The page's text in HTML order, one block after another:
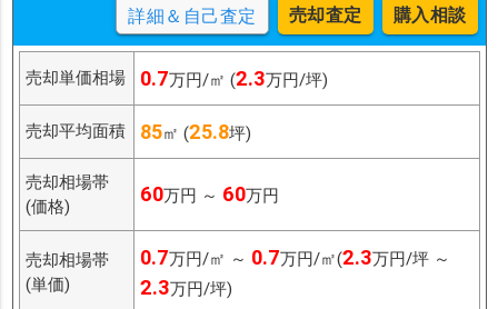
詳細＆自己査定 売却査定 購入相談
売却単価相場 0.7万円/㎡ (2.3万円/坪)
売却平均面積 85㎡ (25.8坪)
売却相場帯
(価格)
60万円 ～ 60万円
売却相場帯
(単価)
0.7万円/㎡ ～ 0.7万円/㎡(2.3万円/坪 ～
2.3万円/坪)